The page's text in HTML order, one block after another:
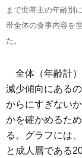
まで世帯主の年齢別
帯全体の食事内容を
た。
全体（年齢計
減少傾向にある
からにすぎない
かを確かめるた
る。グラフには
と成人層である